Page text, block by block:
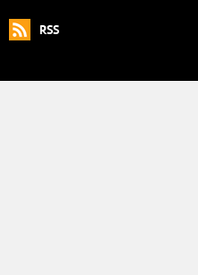
RSS